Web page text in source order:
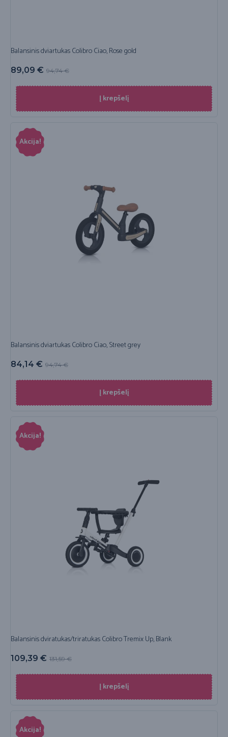
Balansinis dviartukas Colibro Ciao, Rose gold
94,74€
89,09 €
Į krepšelį
Akcija!
Balansinis dviartukas Colibro Ciao, Street grey
94,74€
84,14 €
Į krepšelį
Akcija!
Balansinis dviratukas/triratukas Colibro Tremix Up, Blank
131,59€
109,39 €
Į krepšelį
Akcija!